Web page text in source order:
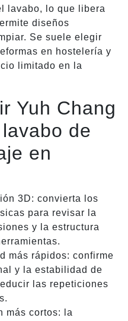
lavabo, lo que libera
diseños
Se suele elegir
en hostelería y
limitado en la
Yuh Chang
de
en
3D: convierta los
para revisar la
y la estructura
más rápidos: confirme
y la estabilidad de
las repeticiones
más cortos: la